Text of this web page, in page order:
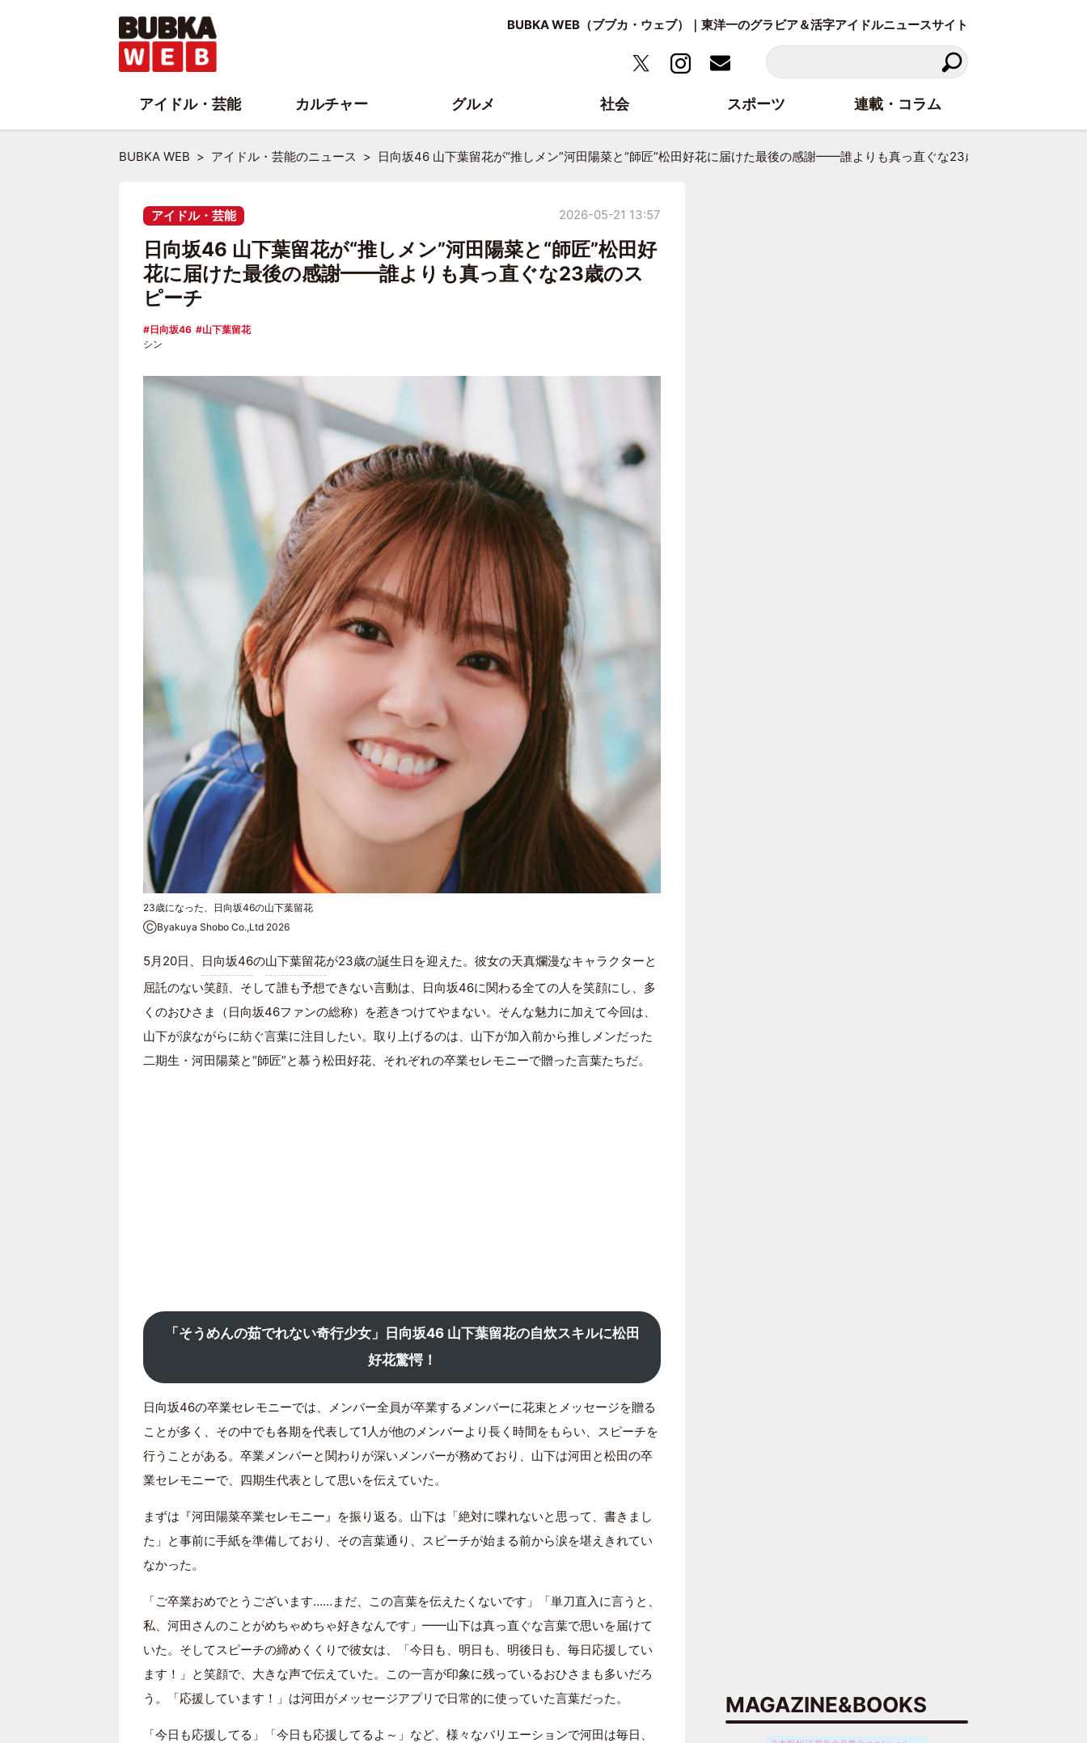
BUBKA WEB（ブブカ・ウェブ）｜東洋一のグラビア＆活字アイドルニュースサイト
BUBKA WEB アイドル・芸能のニュース 日向坂46 山下葉留花が“推しメン”河田陽菜と“師匠”松田好花に届けた最後の感謝━━誰よりも真っ直ぐな23歳のスピーチ
アイドル・芸能 2026-05-21 13:57
日向坂46 山下葉留花が“推しメン”河田陽菜と“師匠”松田好
花に届けた最後の感謝━━誰よりも真っ直ぐな23歳のス
ピーチ
日向坂46
山下葉留花
シン
23歳になった、日向坂46の山下葉留花
ⒸByakuya Shobo Co.,Ltd 2026
5月20日、 日向坂46の山下葉留花が23歳の誕生日を迎えた。彼女の天真爛漫なキャラクターと
屈託のない笑顔、そして誰も予想できない言動は、日向坂46に関わる全ての人を笑顔にし、多
くのおひさま（日向坂46ファンの総称）を惹きつけてやまない。そんな魅力に加えて今回は、
山下が涙ながらに紡ぐ言葉に注目したい。取り上げるのは、山下が加入前から推しメンだった
二期生・河田陽菜と“師匠”と慕う松田好花、それぞれの卒業セレモニーで贈った言葉たちだ。
「そうめんの茹でれない奇行少女」日向坂46 山下葉留花の自炊スキルに松田
好花驚愕！
日向坂46の卒業セレモニーでは、メンバー全員が卒業するメンバーに花束とメッセージを贈る
ことが多く、その中でも各期を代表して1人が他のメンバーより長く時間をもらい、スピーチを
行うことがある。卒業メンバーと関わりが深いメンバーが務めており、山下は河田と松田の卒
業セレモニーで、四期生代表として思いを伝えていた。
まずは『河田陽菜卒業セレモニー』を振り返る。山下は「絶対に喋れないと思って、書きまし
た」と事前に手紙を準備しており、その言葉通り、スピーチが始まる前から涙を堪えきれてい
なかった。
「ご卒業おめでとうございます……まだ、この言葉を伝えたくないです」「単刀直入に言うと、
私、河田さんのことがめちゃめちゃ好きなんです」━━山下は真っ直ぐな言葉で思いを届けて
いた。そしてスピーチの締めくくりで彼女は、「今日も、明日も、明後日も、毎日応援してい
ます！」と笑顔で、大きな声で伝えていた。この一言が印象に残っているおひさまも多いだろ
う。「応援しています！」は河田がメッセージアプリで日常的に使っていた言葉だった。
「今日も応援してる」「今日も応援してるよ～」など、様々なバリエーションで河田は毎日、
MAGAZINE&BOOKS
アイドル・芸能 カルチャー グルメ 社会 スポーツ 連載・コラム